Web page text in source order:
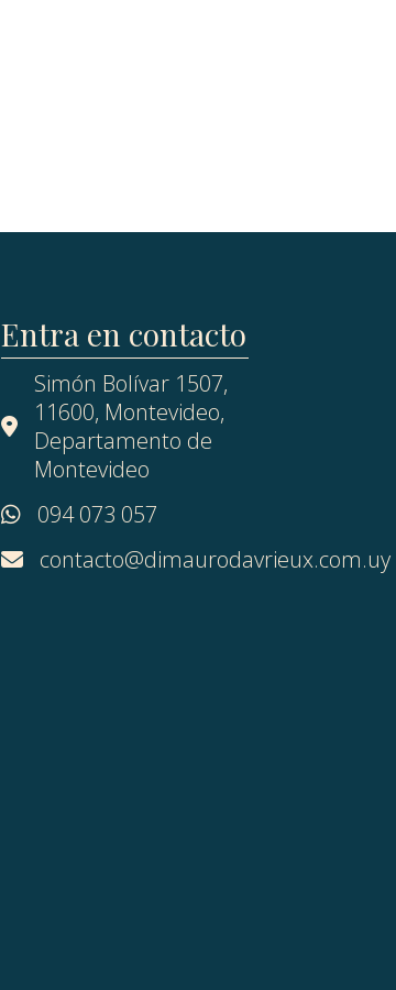
Entra en contacto
Simón Bolívar 1507,
11600, Montevideo,
Departamento de
Montevideo
094 073 057
contacto@dimaurodavrieux.com.uy